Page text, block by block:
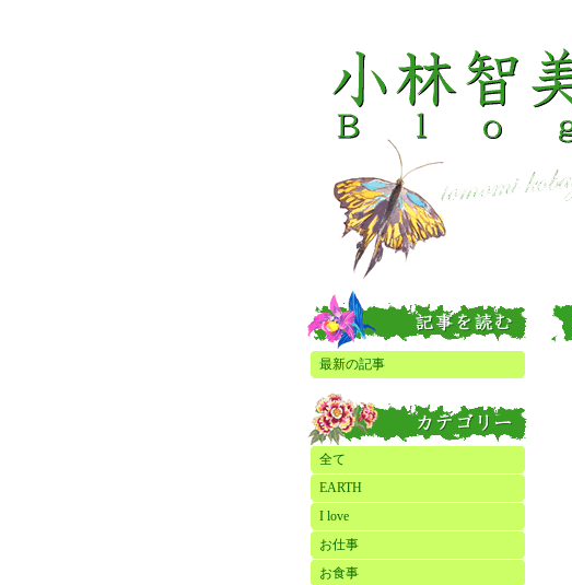
最新の記事
全て
EARTH
I love
お仕事
お食事